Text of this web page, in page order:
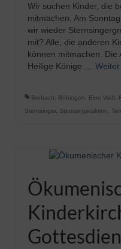
Wir suchen Kinder, die
mitmachen. Am
wir wieder
mit? Alle, die anderen
können mitmachen. Die
Heilige Könige … Weiter
Brebach, Bübingen, Eine Welt,
Sternsinger, Sternsingeraktion,